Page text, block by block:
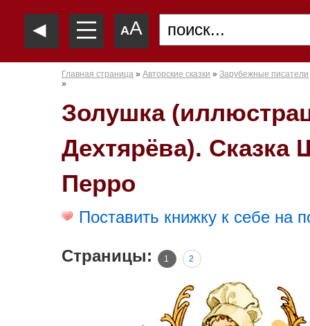
◄ —
—
— AA
Главная страница » Авторские сказки » Зарубежные писатели
»
Золушка
Дехтярёва). Сказка
Перро
Поставить книжку к себе на
Страницы: 1 2